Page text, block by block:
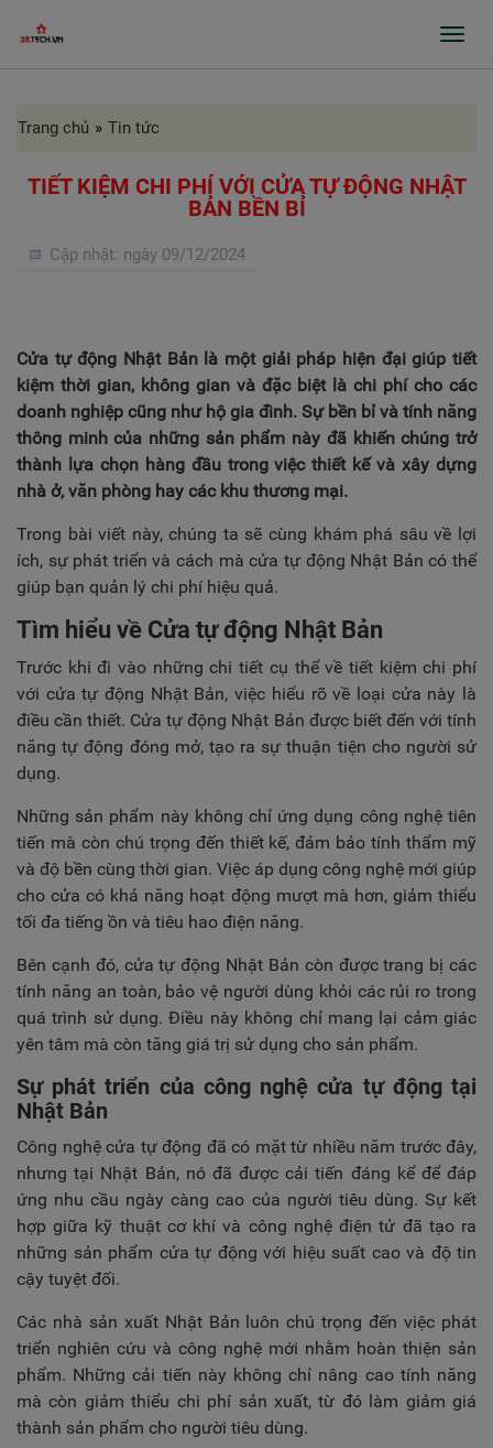
GIỚI THIỆU
SẢN PHẨM
PROFILE
GIA CÔNG THEO ĐƠN ĐẶT HÀNG
DỰ ÁN
TIN TỨC
TUYỂN DỤNG
LIÊN HỆ
Trang chủ » Tin tức
TIẾT KIỆM CHI PHÍ VỚI CỬA TỰ ĐỘNG NHẬT
BẢN BỀN BỈ
Cập nhật: ngày 09/12/2024
Cửa tự động Nhật Bản là một giải pháp hiện đại giúp tiết
kiệm thời gian, không gian và đặc biệt là chi phí cho các
doanh nghiệp cũng như hộ gia đình. Sự bền bỉ và tính năng
thông minh của những sản phẩm này đã khiến chúng trở
thành lựa chọn hàng đầu trong việc thiết kế và xây dựng
nhà ở, văn phòng hay các khu thương mại.
Trong bài viết này, chúng ta sẽ cùng khám phá sâu về lợi
ích, sự phát triển và cách mà cửa tự động Nhật Bản có thể
giúp bạn quản lý chi phí hiệu quả.
Tìm hiểu về Cửa tự động Nhật Bản
Trước khi đi vào những chi tiết cụ thể về tiết kiệm chi phí
với cửa tự động Nhật Bản, việc hiểu rõ về loại cửa này là
điều cần thiết. Cửa tự động Nhật Bản được biết đến với tính
năng tự động đóng mở, tạo ra sự thuận tiện cho người sử
dụng.
Những sản phẩm này không chỉ ứng dụng công nghệ tiên
tiến mà còn chú trọng đến thiết kế, đảm bảo tính thẩm mỹ
và độ bền cùng thời gian. Việc áp dụng công nghệ mới giúp
cho cửa có khả năng hoạt động mượt mà hơn, giảm thiểu
tối đa tiếng ồn và tiêu hao điện năng.
Bên cạnh đó, cửa tự động Nhật Bản còn được trang bị các
tính năng an toàn, bảo vệ người dùng khỏi các rủi ro trong
quá trình sử dụng. Điều này không chỉ mang lại cảm giác
yên tâm mà còn tăng giá trị sử dụng cho sản phẩm.
Sự phát triển của công nghệ cửa tự động tại
Nhật Bản
Công nghệ cửa tự động đã có mặt từ nhiều năm trước đây,
nhưng tại Nhật Bản, nó đã được cải tiến đáng kể để đáp
ứng nhu cầu ngày càng cao của người tiêu dùng. Sự kết
hợp giữa kỹ thuật cơ khí và công nghệ điện tử đã tạo ra
những sản phẩm cửa tự động với hiệu suất cao và độ tin
cậy tuyệt đối.
Các nhà sản xuất Nhật Bản luôn chú trọng đến việc phát
triển nghiên cứu và công nghệ mới nhằm hoàn thiện sản
phẩm. Những cải tiến này không chỉ nâng cao tính năng
mà còn giảm thiểu chi phí sản xuất, từ đó làm giảm giá
thành sản phẩm cho người tiêu dùng.